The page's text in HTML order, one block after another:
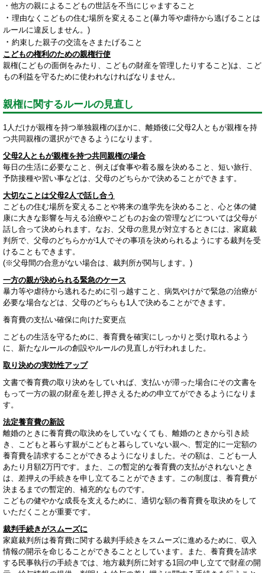
・他方の親によるこどもの世話を不当にじゃますること
・ 理由なくこどもの住む場所を変えること(暴力等や虐待から逃げることは
ルールに違反しません。)
・ 約束した親子の交流をさまたげること
こどもの権利のための親権行使
親権(こどもの面倒をみたり、こどもの財産を管理したりすること)は、こど
もの利益を守るために使われなければなりません。
親権に関するルールの見直し
1人だけが親権を持つ単独親権のほかに、離婚後に父母2人ともが親権を持
つ共同親権の選択ができるようになります。
父母2人ともが親権を持つ共同親権の場合
毎日の生活に必要なこと、例えば食事や着る服を決めること、短い旅行、
予防接種や習い事などは、父母のどちらかで決めることができます。
大切なことは父母2人で話し合う
こどもの住む場所を変えることや将来の進学先を決めること、心と体の健
康に大きな影響を与える治療やこどものお金の管理などについては父母が
話し合って決められます。なお、父母の意見が対立するときには、家庭裁
判所で、父母のどちらかが1人でその事項を決められるようにする裁判を受
けることもできます。
(※父母間の合意がない場合は、裁判所が関与します。)
一方の親が決められる緊急のケース
暴力等や虐待から逃れるために引っ越すこと、病気やけがで緊急の治療が
必要な場合などは、父母のどちらも1人で決めることができます。
養育費の支払い確保に向けた変更点
こどもの生活を守るために、養育費を確実にしっかりと受け取れるよう
に、新たなルールの創設やルールの見直しが行われました。
取り決めの実効性アップ
文書で養育費の取り決めをしていれば、支払いが滞った場合にその文書を
もって一方の親の財産を差し押さえるための申立てができるようになりま
す。
法定養育費の新設
離婚のときに養育費の取決めをしていなくても、離婚のときから引き続
き、こどもと暮らす親がこどもと暮らしていない親へ、暫定的に一定額の
養育費を請求することができるようになりました。その額は、こども一人
あたり月額2万円です。また、この暫定的な養育費の支払がされないとき
は、差押えの手続きを申し立てることができます。この制度は、養育費が
決まるまでの暫定的、補充的なものです。
こどもの健やかな成長を支えるために、適切な額の養育費を取決めをして
いただくことが重要です。
裁判手続きがスムーズに
家庭裁判所は養育費に関する裁判手続きをスムーズに進めるために、収入
情報の開示を命じることができることとしています。また、養育費を請求
する民事執行の手続きでは、地方裁判所に対する1回の申し立てで財産の開